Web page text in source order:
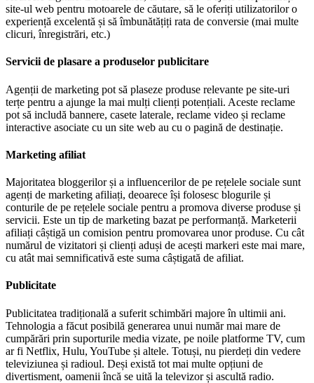
site-ul web pentru motoarele de căutare, să le oferiți utilizatorilor o
experiență excelentă și să îmbunătățiți rata de conversie (mai multe
clicuri, înregistrări, etc.)
Servicii de plasare a produselor publicitare
Agenții de marketing pot să plaseze produse relevante pe site-uri
terțe pentru a ajunge la mai mulți clienți potențiali. Aceste reclame
pot să includă bannere, casete laterale, reclame video și reclame
interactive asociate cu un site web au cu o pagină de destinație.
Marketing afiliat
Majoritatea bloggerilor și a influencerilor de pe rețelele sociale sunt
agenți de marketing afiliați, deoarece își folosesc blogurile și
conturile de pe rețelele sociale pentru a promova diverse produse și
servicii. Este un tip de marketing bazat pe performanță. Marketerii
afiliați câștigă un comision pentru promovarea unor produse. Cu cât
numărul de vizitatori și clienți aduși de acești markeri este mai mare,
cu atât mai semnificativă este suma câștigată de afiliat.
Publicitate
Publicitatea tradițională a suferit schimbări majore în ultimii ani.
Tehnologia a făcut posibilă generarea unui număr mai mare de
cumpărări prin suporturile media vizate, pe noile platforme TV, cum
ar fi Netflix, Hulu, YouTube și altele. Totuși, nu pierdeți din vedere
televiziunea și radioul. Deși există tot mai multe opțiuni de
divertisment, oamenii încă se uită la televizor și ascultă radio.